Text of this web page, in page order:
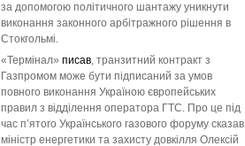
за допомогою політичного шантажу уникнути
виконання законного арбітражного рішення в
Стокгольмі.
«Термінал» писав, транзитний контракт з
Газпромом може бути підписаний за умов
повного виконання Україною європейських
правил з відділення оператора ГТС. Про це під
час п’ятого Українського газового форуму сказав
міністр енергетики та захисту довкілля Олексій